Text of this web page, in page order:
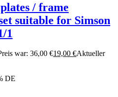
/ frame
suitable for Simson
1
war: 36,00 €19,00 €Aktueller
DE